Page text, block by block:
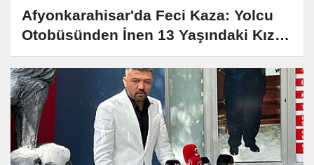
Afyonkarahisar'da Feci Kaza: Yolcu
Otobüsünden İnen 13 Yaşındaki Kız
Hayatını Kaybetti